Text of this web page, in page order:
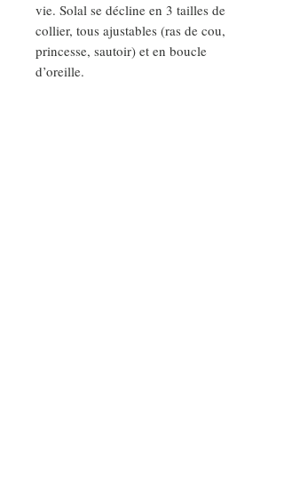
vie. Solal se décline en 3 tailles de
collier, tous ajustables (ras de cou,
princesse, sautoir) et en boucle
d’oreille.